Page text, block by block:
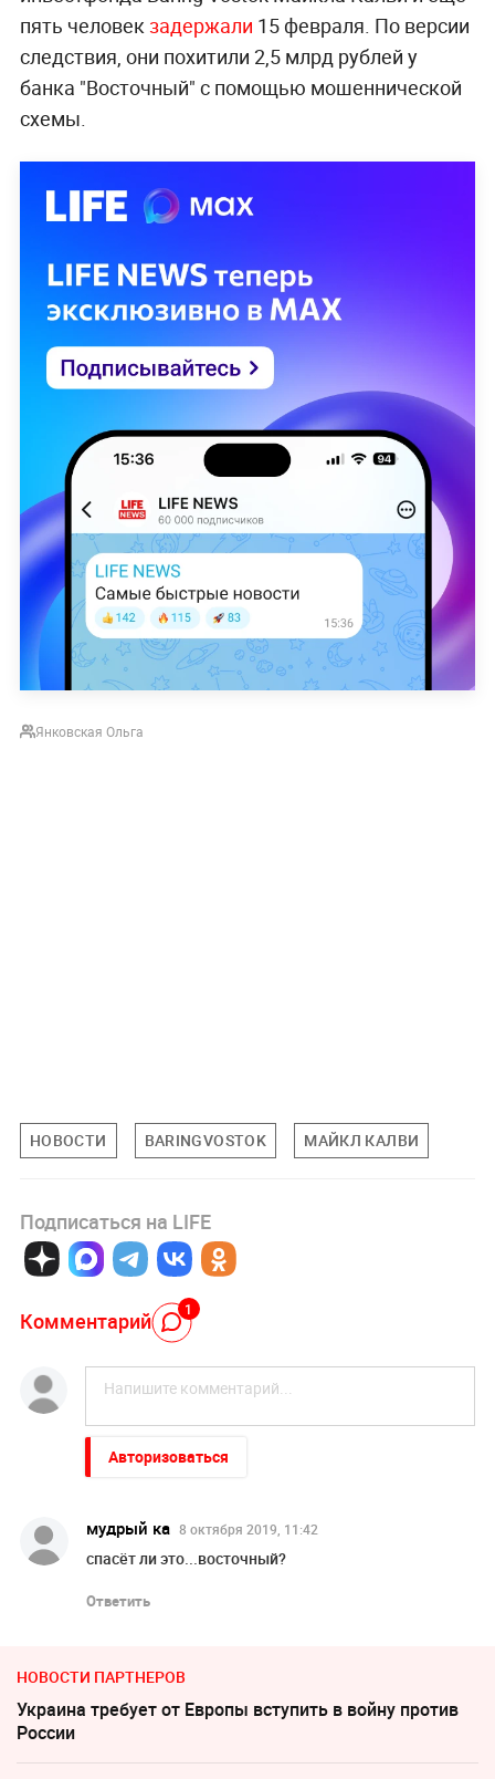
пять человек задержали 15 февраля. По версии
следствия, они похитили 2,5 млрд рублей у
банка "Восточный" с помощью мошеннической
схемы.
Янковская Ольга
НОВОСТИ BARINGVOSTOK МАЙКЛ КАЛВИ
Подписаться на LIFE
Комментарий 1
Авторизоваться
мудрый ка 8 октября 2019, 11:42
спасёт ли это...восточный?
Ответить
НОВОСТИ ПАРТНЕРОВ
Украина требует от Европы вступить в войну против
России